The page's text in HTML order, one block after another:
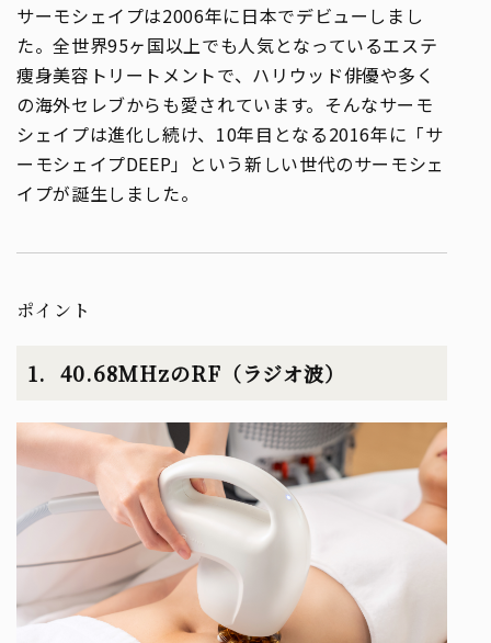
サーモシェイプは2006年に日本でデビューしまし
た。全世界95ヶ国以上でも人気となっているエステ
痩身美容トリートメントで、ハリウッド俳優や多く
の海外セレブからも愛されています。そんなサーモ
シェイプは進化し続け、10年目となる2016年に「サ
ーモシェイプDEEP」という新しい世代のサーモシェ
イプが誕生しました。
ポイント
40.68MHzのRF（ラジオ波）